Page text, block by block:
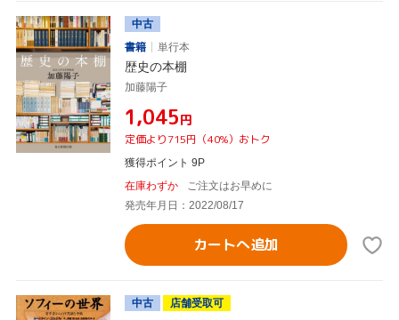
中古
書籍
単行本
歴史の本棚
加藤陽子
¥1,045円
定価より715円（40%）おトク
獲得ポイント 9P
在庫わずか
ご注文はお早めに
発売年月日：2022/08/17
カートへ追加
中古 店舗受取可